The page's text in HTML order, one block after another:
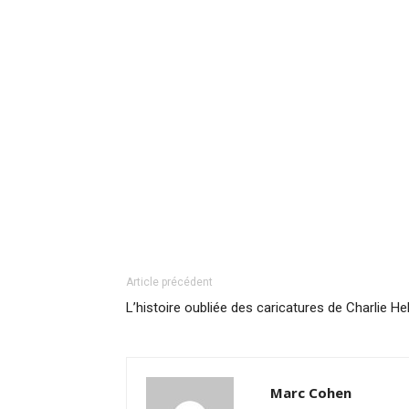
Article précédent
L’histoire oubliée des caricatures de Charlie
Marc Cohen